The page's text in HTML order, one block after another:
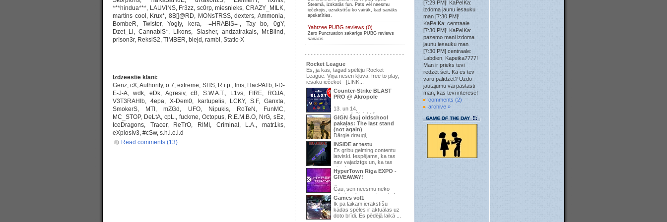
***hindua***, LAUVINS, Fr3zz, sc0rp, miesnieks, CRAZY_MILK,
martins cool, Krux*, 8B[]@RD, MONsTRSS, dexters, Ammonia,
BombeR, Twister, Yogiy, kera, -=HRABIS=-, Tay bo, 0gY,
Dzet_Li, CannabiS*, Llkons, Slasher, andzatrakais, Mr.Blind,
pr!son3r, ReksiS2, TIMBER, blejd, rambl, Static-X
Izdzeestie klani:
Genz, cX, Authority, o.7, extreme, SHS, R.i.p., lms, HacPATb, I-D-
E-J-A, wdk, eDk, Agresiv, cB, S.W.A.T., L1vs, FIRE, ROJA,
V3T3RAHIb, 4epa, X-Dem0, kartupelis, LCKY, S.F, Ganxta,
SmokerS, MTI, mZGd, UFO, Nipukis, RoTeN, FunMC,
MC_STOP, DeLtA, cpL., fuckme, Octopus, R.E.M.B.O, NrG, sEz,
IceDragons, Tracer, ReTrO, RIMI, CriminaI, L.A., matr1ks,
eXplos!v3, #cSw, s.h.i.e.l.d
Read comments (13)
Wick3D »
tf2.kso.lv:27015
23. May
tf2.kso.lv:27015
23. May
Wick3D
Nākat spēlēt uz šo KSO PUB serveri tf2.kso.lv:27015
12. May
ok
10. May
struncis »
jau jau labu uztaisa, tad spēlē, šobrīd 9/24 un pirmā
diena
04. May
struncis »
1.6
04. May
.qoodbeep. »
strunci tas css vai 1.6?
struncis »
Ja gribar kādu zm+war3ftx 31lvl uzspēlēt, pievienojās
195.3.145.67:27015 , pēc šiem gadiem izdomāju
serveri uztaisīt atkal
04. May
attachment »
jauns forums
tikai kāda jēga
01. May
Trakaisspoks
Jup
struncis
Vajag topiku uzraut par vakara šaušanu pubā.
.qoodbeep. »
Vispar doma kadam raut sho speli? Neesu speljis jau
kad vis sheit vienaa mirklii izmira.
.qoodbeep. »
Steamā, izskatās fun. Pats vēl neesmu
iečekojis, uzrakstīšu ko vairāk, kad sanāks
apskatīties.
Yahtzee PUBG reviews (0)
Zero Punctuation sakarīgs PUBG reviews
sanācis
Rocket League
Es, ja kas, tagad spēlēju Rocket
League. Viņa nesen kļuva, free to play,
iesaku iečekot - [LINK...
Counter-Strike BLAST
PRO @ Akropole
13. un 14.
septembrī(piektdiena un
sestdiena), t/c “Akropole” Apollo Kino -
pirmo ...
GIGN šauj oldschool
pakaļas: The last stand
(not again)
Dārgie draugi,
Ir pienācis laiks parādīt, ka pēdējā
reize, kurā mēs domājam, ...
INSIDE ar testu
Es gribu geiming contentu
latviski. Iespējams, ka tas
nav vajadzīgs un, ka tas
viss ir s...
HyperTown Riga EXPO -
GIVEAWAY!
Čau, sen neesmu neko
rakstījis, bet man te palūdza
pastāstīt par vienu interesantu ...
Games vol1
Ik pa laikam ierakstīšu
kādas spēles ir aktuālas uz
doto brīdi. Es pēdējā laikā ...
[7:29 PM]! KaPeIKa:
izdoma jaunu iesauku
man [7:30 PM]!
KaPeIKa: centraale
[7:30 PM]! KaPeIKa:
pazemo mani izdoma
jaunu iesauku man
[7:30 PM] centraale:
Labdien, Kapeika7777!
Man ir prieks tevi
redzēt šeit. Kā es tev
varu palīdzēt? Uzdo
jautājumu vai pastāsti
man, kas tevi interesē!
comments (2)
archive »